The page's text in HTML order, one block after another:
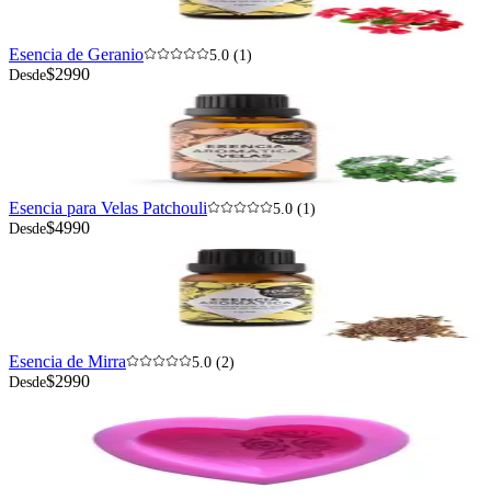
Esencia de Geranio
5.0 (1)
Desde$2990
Esencia para Velas Patchouli
5.0 (1)
Desde$4990
Esencia de Mirra
5.0 (2)
Desde$2990